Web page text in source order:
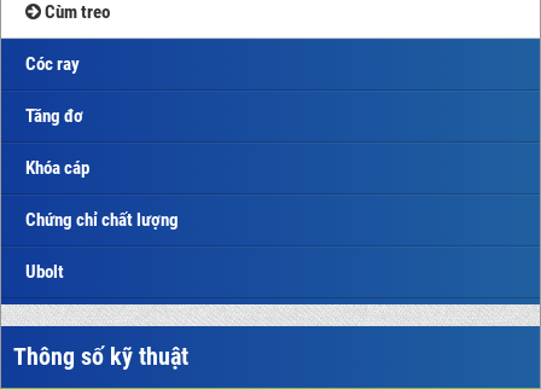
Cùm treo
Cóc ray
Tăng đơ
Khóa cáp
Chứng chỉ chất lượng
Ubolt
Thông số kỹ thuật